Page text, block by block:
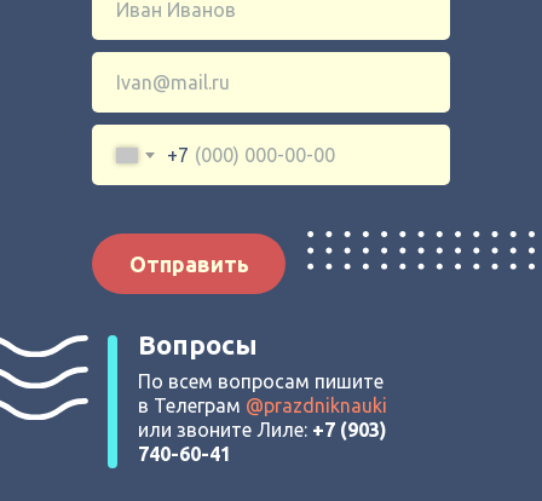
По всем вопросам пишите
в Телеграм @prazdniknauki
или звоните Лиле: +7 (903)
740-60-41
Вопросы
+7
Отправить